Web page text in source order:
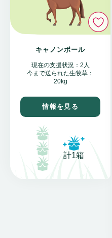
キャノンボール
現在の支援状況：2人
今まで送られた生牧草：
20kg
情報を見る
計1箱